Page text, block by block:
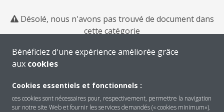
Désolé, nous n'avons pas trouvé de document dans
cette catégorie
Bénéficiez d'une expérience améliorée grâce
aux cookies
Cookies essentiels et fonctionnels :
ces cookies sont nécessaires pour, respectivement, permettre la navigation
sur notre site Web et fournir les services demandés (« cookies minimum»).